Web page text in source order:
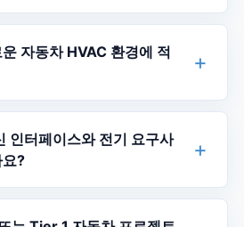
자동차 HVAC 환경에 적
인터페이스와 전기 요구사
?